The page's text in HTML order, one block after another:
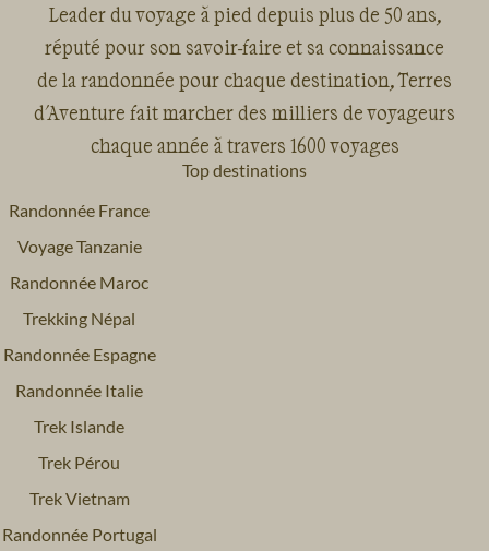
Leader du voyage à pied depuis plus de 50 ans,
réputé pour son savoir-faire et sa connaissance
de la randonnée pour chaque destination, Terres
d'Aventure fait marcher des milliers de voyageurs
chaque année à travers 1600 voyages
Top destinations
Randonnée France
Voyage Tanzanie
Randonnée Maroc
Trekking Népal
Randonnée Espagne
Randonnée Italie
Trek Islande
Trek Pérou
Trek Vietnam
Randonnée Portugal